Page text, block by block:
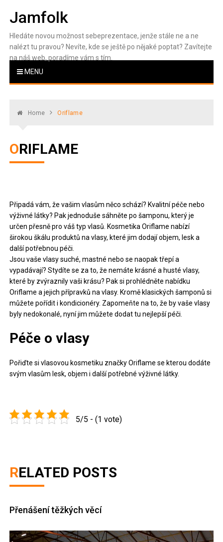
Jamfolk
Hledáte novou možnost sebeprezentace, jenže stále ne a ne
nalézt tu pravou? Nevíte, kde se ještě po nějaké poptat? Zavítejte
na náš web, poradíme vám s tím.
MENU
Home Oriflame
ORIFLAME
Připadá vám, že vašim vlasům něco schází? Kvalitní péče nebo
výživné látky? Pak jednoduše sáhněte po šamponu, který je
určen přesně pro váš typ vlasů. Kosmetika Oriflame nabízí
širokou škálu produktů na vlasy, které jim dodají objem, lesk a
další potřebnou péči.
Jsou vaše vlasy suché, mastné nebo se naopak třepí a
vypadávají? Stydíte se za to, že nemáte krásné a husté vlasy,
které by zvýraznily vaši krásu? Pak si prohlédněte nabídku
Oriflame a jejich přípravků na vlasy. Kromě klasických šamponů si
můžete pořídit i kondicionéry. Zapomeňte na to, že by vaše vlasy
byly nedokonalé, nyní jim můžete dodat tu nejlepší péči.
Péče o vlasy
Pořiďte si vlasovou kosmetiku značky Oriflame se kterou dodáte
svým vlasům lesk, objem i další potřebné výživné látky.
5/5 - (1 vote)
RELATED POSTS
Přenášení těžkých věcí